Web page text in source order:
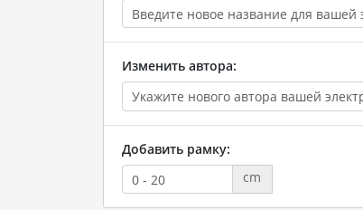
Изменить автора:
Добавить рамку:
cm